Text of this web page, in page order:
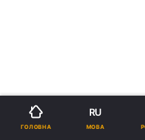
ГОЛОВНА
RU
МОВА